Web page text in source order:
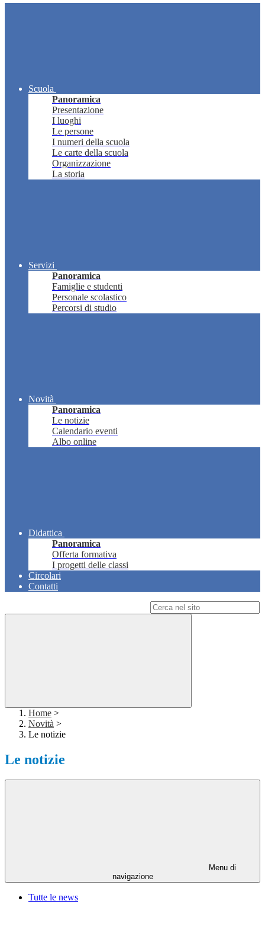
Scuola
Panoramica
Presentazione
I luoghi
Le persone
I numeri della scuola
Le carte della scuola
Organizzazione
La storia
Servizi
Panoramica
Famiglie e studenti
Personale scolastico
Percorsi di studio
Novità
Panoramica
Le notizie
Calendario eventi
Albo online
Didattica
Panoramica
Offerta formativa
I progetti delle classi
Circolari
Contatti
Home >
Novità >
Le notizie
Le notizie
Menu di
navigazione
Tutte le news